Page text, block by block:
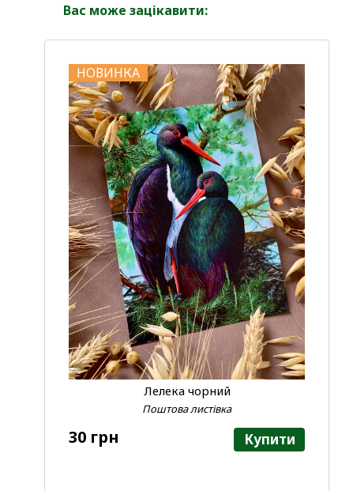
Вас може зацікавити:
НОВИНКА
Лелека чорний
Поштова листівка
30 грн Купити